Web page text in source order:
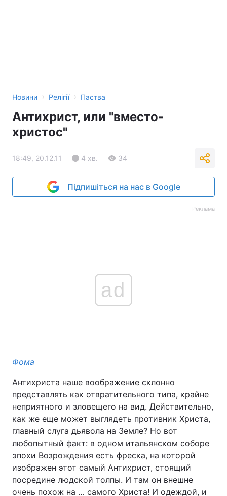
Новини › Релігії › Паства
Антихрист, или "вместо-
христос"
18:49, 20.12.11 4 хв. 34
Підпишіться на нас в Google
Реклама
ad
Фома
Антихриста наше воображение склонно
представлять как отвратительного типа, крайне
неприятного и зловещего на вид. Действительно,
как же еще может выглядеть противник Христа,
главный слуга дьявола на Земле? Но вот
любопытный факт: в одном итальянском соборе
эпохи Возрождения есть фреска, на которой
изображен этот самый Антихрист, стоящий
посредине людской толпы. И там он внешне
очень похож на … самого Христа! И одеждой, и